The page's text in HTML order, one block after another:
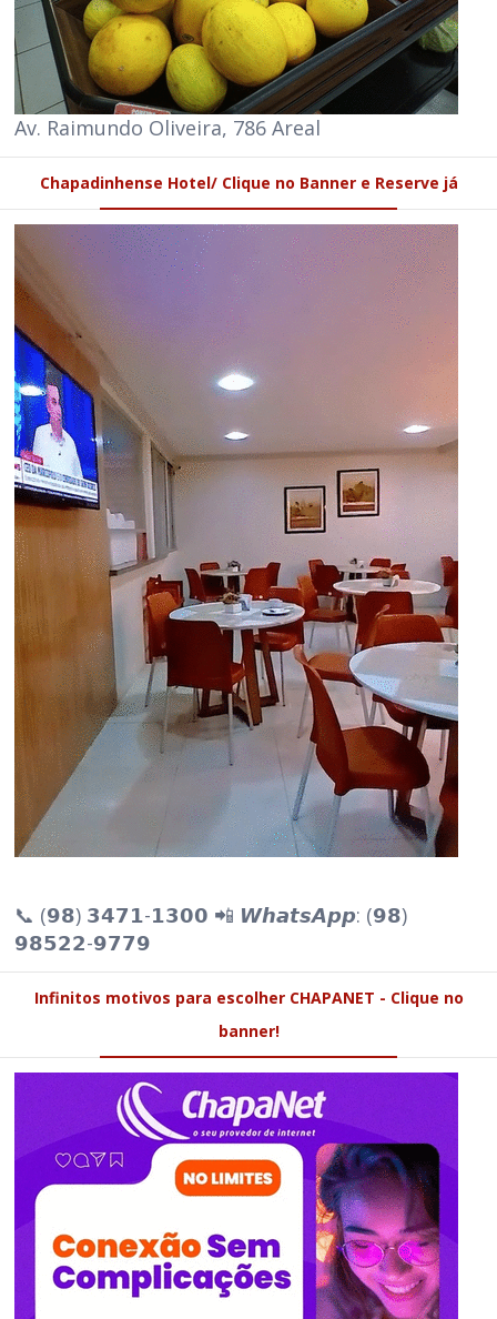
Av. Raimundo Oliveira, 786 Areal
Chapadinhense Hotel/ Clique no Banner e Reserve já
📞 (𝟵𝟴) 𝟯𝟰𝟳𝟭-𝟭𝟯𝟬𝟬 📲 𝙒𝙝𝙖𝙩𝙨𝘼𝙥𝙥: (𝟵𝟴)
𝟵𝟴𝟱𝟮𝟮-𝟵𝟳𝟳𝟵
Infinitos motivos para escolher CHAPANET - Clique no
banner!